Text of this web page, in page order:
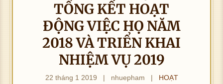
TỔNG KẾT HOẠT
ĐỘNG VIỆC HỌ NĂM
2018 VÀ TRIỂN KHAI
NHIỆM VỤ 2019
22 tháng 1 2019 | nhuepham |
HOẠT